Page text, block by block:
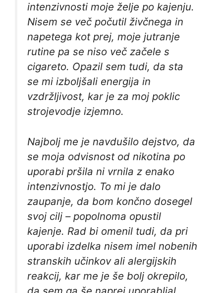
intenzivnosti moje želje po kajenju.
Nisem se več počutil živčnega in
napetega kot prej, moje jutranje
rutine pa se niso več začele s
cigareto. Opazil sem tudi, da sta
se mi izboljšali energija in
vzdržljivost, kar je za moj poklic
strojevodje izjemno.
Najbolj me je navdušilo dejstvo, da
se moja odvisnost od nikotina po
uporabi pršila ni vrnila z enako
intenzivnostjo. To mi je dalo
zaupanje, da bom končno dosegel
svoj cilj – popolnoma opustil
kajenje. Rad bi omenil tudi, da pri
uporabi izdelka nisem imel nobenih
stranskih učinkov ali alergijskih
reakcij, kar me je še bolj okrepilo,